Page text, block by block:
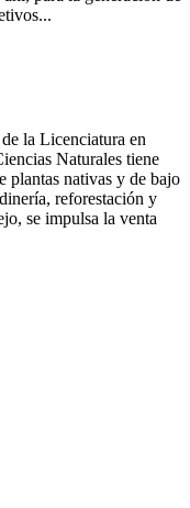
la Licenciatura en
Naturales tiene
nativas y de bajo
reforestación y
se impulsa la venta